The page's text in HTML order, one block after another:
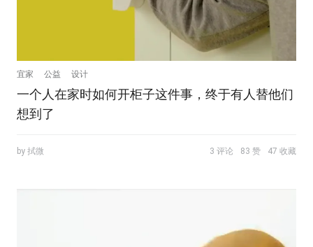
宜家 公益 设计
一个人在家时如何开柜子这件事，终于有人替他们
想到了
by 拭微 3 评论 83 赞 47 收藏